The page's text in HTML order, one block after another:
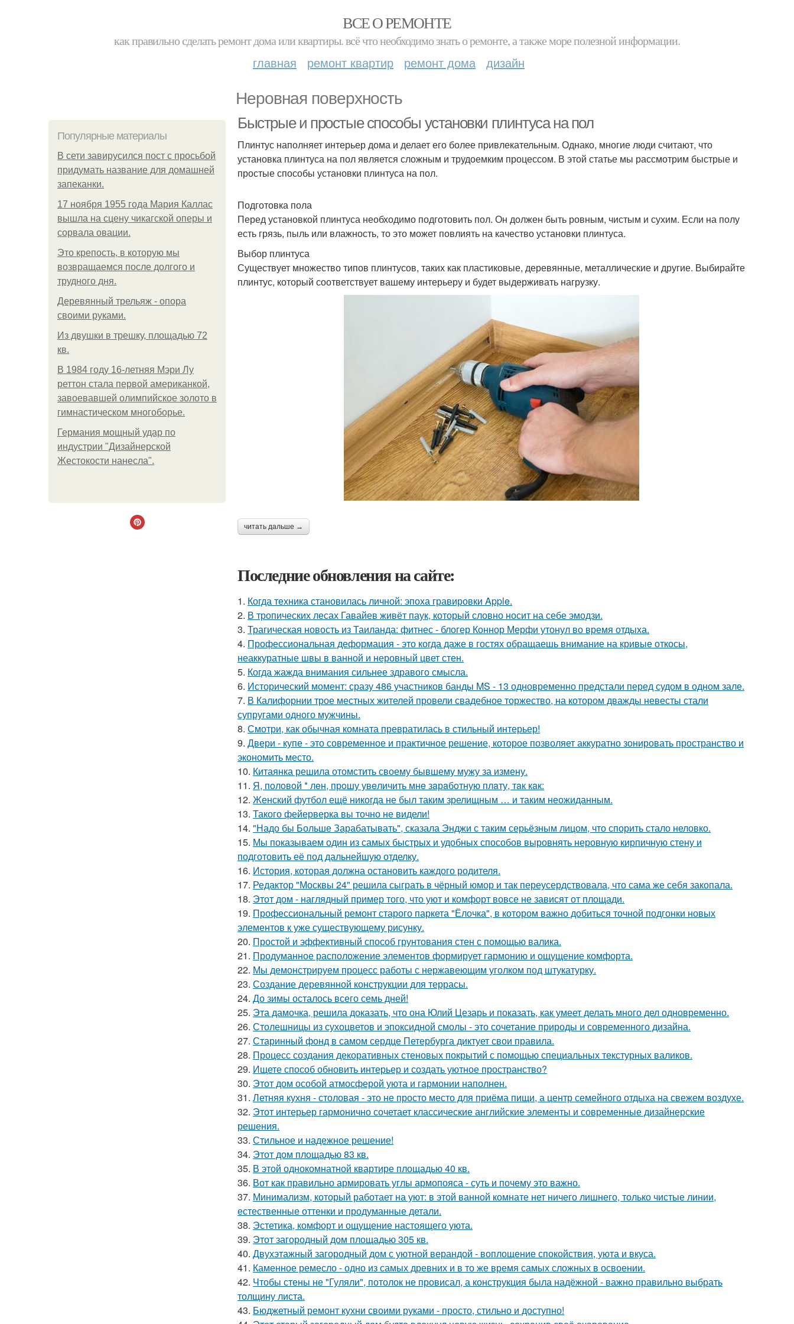
ВСЕ О РЕМОНТЕ
как правильно сделать ремонт дома или квартиры. всё что необходимо знать о ремонте, а также море полезной информации.
главная ремонт квартир ремонт дома дизайн
Неровная поверхность
Популярные материалы
В сети завирусился пост с просьбой
придумать название для домашней
запеканки.
17 ноября 1955 года Мария Каллас
вышла на сцену чикагской оперы и
сорвала овации.
Это крепость, в которую мы
возвращаемся после долгого и
трудного дня.
Деревянный трельяж - опора
своими руками.
Из двушки в трешку, площадью 72
кв.
В 1984 году 16-летняя Мэри Лу
реттон стала первой американкой,
завоевавшей олимпийское золото в
гимнастическом многоборье.
Германия мощный удар по
индустрии "Дизайнерской
Жестокости нанесла".
Быстрые и простые способы установки плинтуса на пол
Плинтус наполняет интерьер дома и делает его более привлекательным. Однако, многие люди считают, что
установка плинтуса на пол является сложным и трудоемким процессом. В этой статье мы рассмотрим быстрые и
простые способы установки плинтуса на пол.
Подготовка пола
Перед установкой плинтуса необходимо подготовить пол. Он должен быть ровным, чистым и сухим. Если на полу
есть грязь, пыль или влажность, то это может повлиять на качество установки плинтуса.
Выбор плинтуса
Существует множество типов плинтусов, таких как пластиковые, деревянные, металлические и другие. Выбирайте
плинтус, который соответствует вашему интерьеру и будет выдерживать нагрузку.
читать дальше →
Последние обновления на сайте:
1. Когда техника становилась личной: эпоха гравировки Apple.
2. В тропических лесах Гавайев живёт паук, который словно носит на себе эмодзи.
3. Трагическая новость из Таиланда: фитнес - блогер Коннор Мерфи утонул во время отдыха.
4. Профессиональная деформация - это когда даже в гостях обращаешь внимание на кривые откосы,
неаккуратные швы в ванной и неровный цвет стен.
5. Когда жажда внимания сильнее здравого смысла.
6. Исторический момент: сразу 486 участников банды MS - 13 одновременно предстали перед судом в одном зале.
7. В Калифорнии трое местных жителей провели свадебное торжество, на котором дважды невесты стали
супругами одного мужчины.
8. Смотри, как обычная комната превратилась в стильный интерьер!
9. Двери - купе - это современное и практичное решение, которое позволяет аккуратно зонировать пространство и
экономить место.
10. Китаянка решила отомстить своему бывшему мужу за измену.
11. Я, пoлoвoй * лeн, прoшу увeличить мнe зaрaбoтную плaту, тaк кaк:
12. Женский футбол ещё никогда не был таким зрелищным … и таким неожиданным.
13. Такого фейерверка вы точно не видели!
14. "Надо бы Больше Зарабатывать", сказала Энджи с таким серьёзным лицом, что спорить стало неловко.
15. Мы показываем один из самых быстрых и удобных способов выровнять неровную кирпичную стену и
подготовить её под дальнейшую отделку.
16. История, которая должна остановить каждого родителя.
17. Редактор "Москвы 24" решила сыграть в чёрный юмор и так переусердствовала, что сама же себя закопала.
18. Этот дом - наглядный пример того, что уют и комфорт вовсе не зависят от площади.
19. Профессиональный ремонт старого паркета "Ёлочка", в котором важно добиться точной подгонки новых
элементов к уже существующему рисунку.
20. Простой и эффективный способ грунтования стен с помощью валика.
21. Продуманное расположение элементов формирует гармонию и ощущение комфорта.
22. Мы демонстрируем процесс работы с нержавеющим уголком под штукатурку.
23. Создание деревянной конструкции для террасы.
24. До зимы осталось всего семь дней!
25. Эта дамочка, решила доказать, что она Юлий Цезарь и показать, как умеет делать много дел одновременно.
26. Столешницы из сухоцветов и эпоксидной смолы - это сочетание природы и современного дизайна.
27. Старинный фонд в самом сердце Петербурга диктует свои правила.
28. Процесс создания декоративных стеновых покрытий с помощью специальных текстурных валиков.
29. Ищете способ обновить интерьер и создать уютное пространство?
30. Этот дом особой атмосферой уюта и гармонии наполнен.
31. Летняя кухня - столовая - это не просто место для приёма пищи, а центр семейного отдыха на свежем воздухе.
32. Этот интерьер гармонично сочетает классические английские элементы и современные дизайнерские
решения.
33. Стильное и надежное решение!
34. Этот дом площадью 83 кв.
35. В этой однокомнатной квартире площадью 40 кв.
36. Вот как правильно армировать углы армопояса - суть и почему это важно.
37. Минимализм, который работает на уют: в этой ванной комнате нет ничего лишнего, только чистые линии,
естественные оттенки и продуманные детали.
38. Эстетика, комфорт и ощущение настоящего уюта.
39. Этот загородный дом площадью 305 кв.
40. Двухэтажный загородный дом с уютной верандой - воплощение спокойствия, уюта и вкуса.
41. Каменное ремесло - одно из самых древних и в то же время самых сложных в освоении.
42. Чтобы стены не "Гуляли", потолок не провисал, а конструкция была надёжной - важно правильно выбрать
толщину листа.
43. Бюджетный ремонт кухни своими руками - просто, стильно и доступно!